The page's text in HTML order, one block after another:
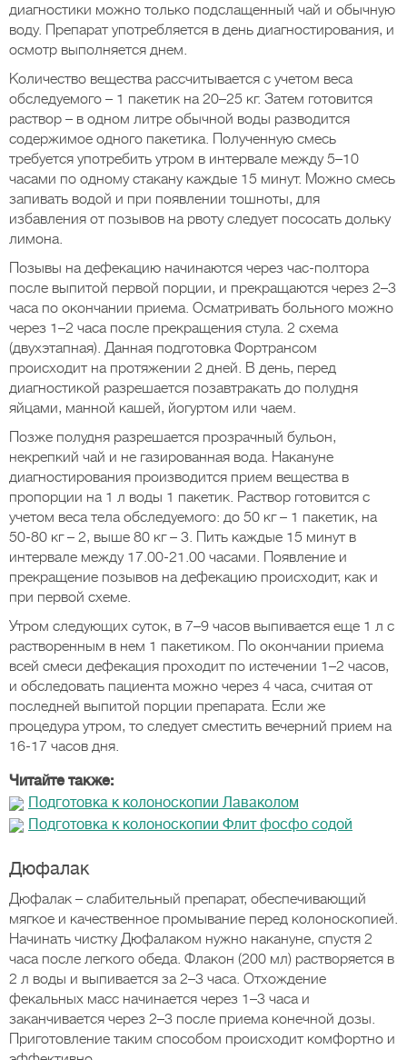
диагностики можно только подслащенный чай и обычную
воду. Препарат употребляется в день диагностирования, и
осмотр выполняется днем.
Количество вещества рассчитывается с учетом веса
обследуемого – 1 пакетик на 20–25 кг. Затем готовится
раствор – в одном литре обычной воды разводится
содержимое одного пакетика. Полученную смесь
требуется употребить утром в интервале между 5–10
часами по одному стакану каждые 15 минут. Можно смесь
запивать водой и при появлении тошноты, для
избавления от позывов на рвоту следует пососать дольку
лимона.
Позывы на дефекацию начинаются через час-полтора
после выпитой первой порции, и прекращаются через 2–3
часа по окончании приема. Осматривать больного можно
через 1–2 часа после прекращения стула. 2 схема
(двухэтапная). Данная подготовка Фортрансом
происходит на протяжении 2 дней. В день, перед
диагностикой разрешается позавтракать до полудня
яйцами, манной кашей, йогуртом или чаем.
Позже полудня разрешается прозрачный бульон,
некрепкий чай и не газированная вода. Накануне
диагностирования производится прием вещества в
пропорции на 1 л воды 1 пакетик. Раствор готовится с
учетом веса тела обследуемого: до 50 кг – 1 пакетик, на
50-80 кг – 2, выше 80 кг – 3. Пить каждые 15 минут в
интервале между 17.00-21.00 часами. Появление и
прекращение позывов на дефекацию происходит, как и
при первой схеме.
Утром следующих суток, в 7–9 часов выпивается еще 1 л с
растворенным в нем 1 пакетиком. По окончании приема
всей смеси дефекация проходит по истечении 1–2 часов,
и обследовать пациента можно через 4 часа, считая от
последней выпитой порции препарата. Если же
процедура утром, то следует сместить вечерний прием на
16-17 часов дня.
Читайте также:
Подготовка к колоноскопии Лаваколом
Подготовка к колоноскопии Флит фосфо содой
Дюфалак
Дюфалак – слабительный препарат, обеспечивающий
мягкое и качественное промывание перед колоноскопией.
Начинать чистку Дюфалаком нужно накануне, спустя 2
часа после легкого обеда. Флакон (200 мл) растворяется в
2 л воды и выпивается за 2–3 часа. Отхождение
фекальных масс начинается через 1–3 часа и
заканчивается через 2–3 после приема конечной дозы.
Приготовление таким способом происходит комфортно и